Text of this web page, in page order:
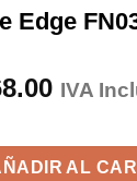
Edge
El
actual
es:
IVA
FN0301 Metal
AL